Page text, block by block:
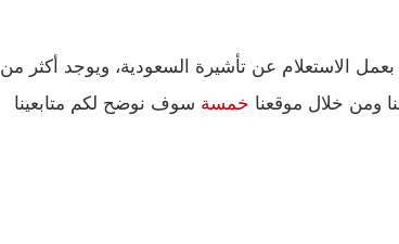
الاستعلام عن تأشيرة السعودية، ويوجد أكثر من
ومن خلال موقعنا خمسة سوف نوضح لكم متابعينا